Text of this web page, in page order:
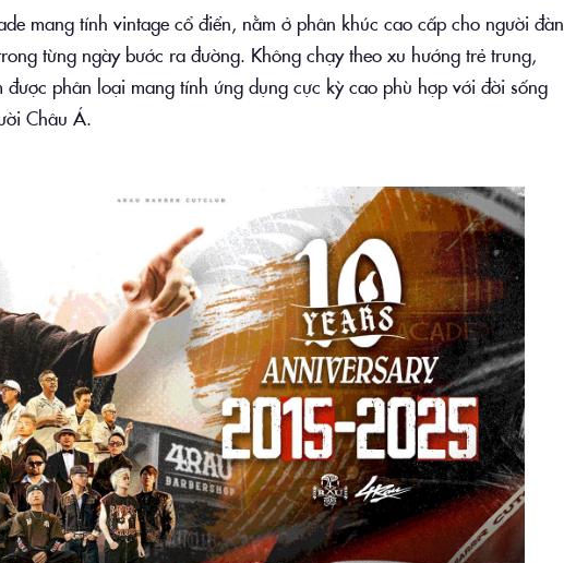
mang tính vintage cổ điển, nằm ở phân khúc cao cấp cho người đàn
từng ngày bước ra đường. Không chạy theo xu hướng trẻ trung,
được phân loại mang tính ứng dụng cực kỳ cao phù hợp với đời sống
Châu Á.